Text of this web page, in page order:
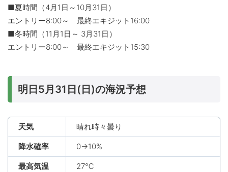
■夏時間（4月1日～10月31日）
エントリー8:00～ 最終エキジット16:00
■冬時間（11月1日～ 3月31日）
エントリー8:00～ 最終エキジット15:30
明日5月31日(日)の海況予想
天気 晴れ時々曇り
降水確率 0→10%
最高気温 27℃